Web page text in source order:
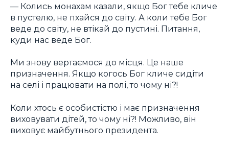
— Колись монахам казали, якщо Бог тебе кличе
в пустелю, не пхайся до світу. А коли тебе Бог
веде до світу, не втікай до пустині. Питання,
куди нас веде Бог.
Ми знову вертаємося до місця. Це наше
призначення. Якщо когось Бог кличе сидіти
на селі і працювати на полі, то чому ні?!
Коли хтось є особистістю і має призначення
виховувати дітей, то чому ні?! Можливо, він
виховує майбутнього президента.